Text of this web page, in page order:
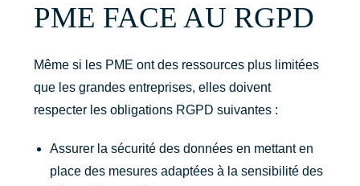
PME FACE AU RGPD
Même si les PME ont des ressources plus limitées
que les grandes entreprises, elles doivent
respecter les obligations RGPD suivantes :
Assurer la sécurité des données en mettant en
place des mesures adaptées à la sensibilité des